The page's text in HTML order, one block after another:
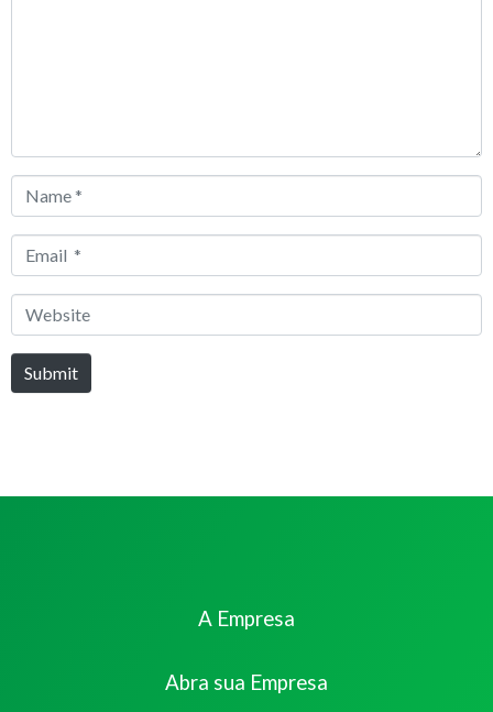
Name
Email
Website
Submit
A Empresa
Abra sua Empresa